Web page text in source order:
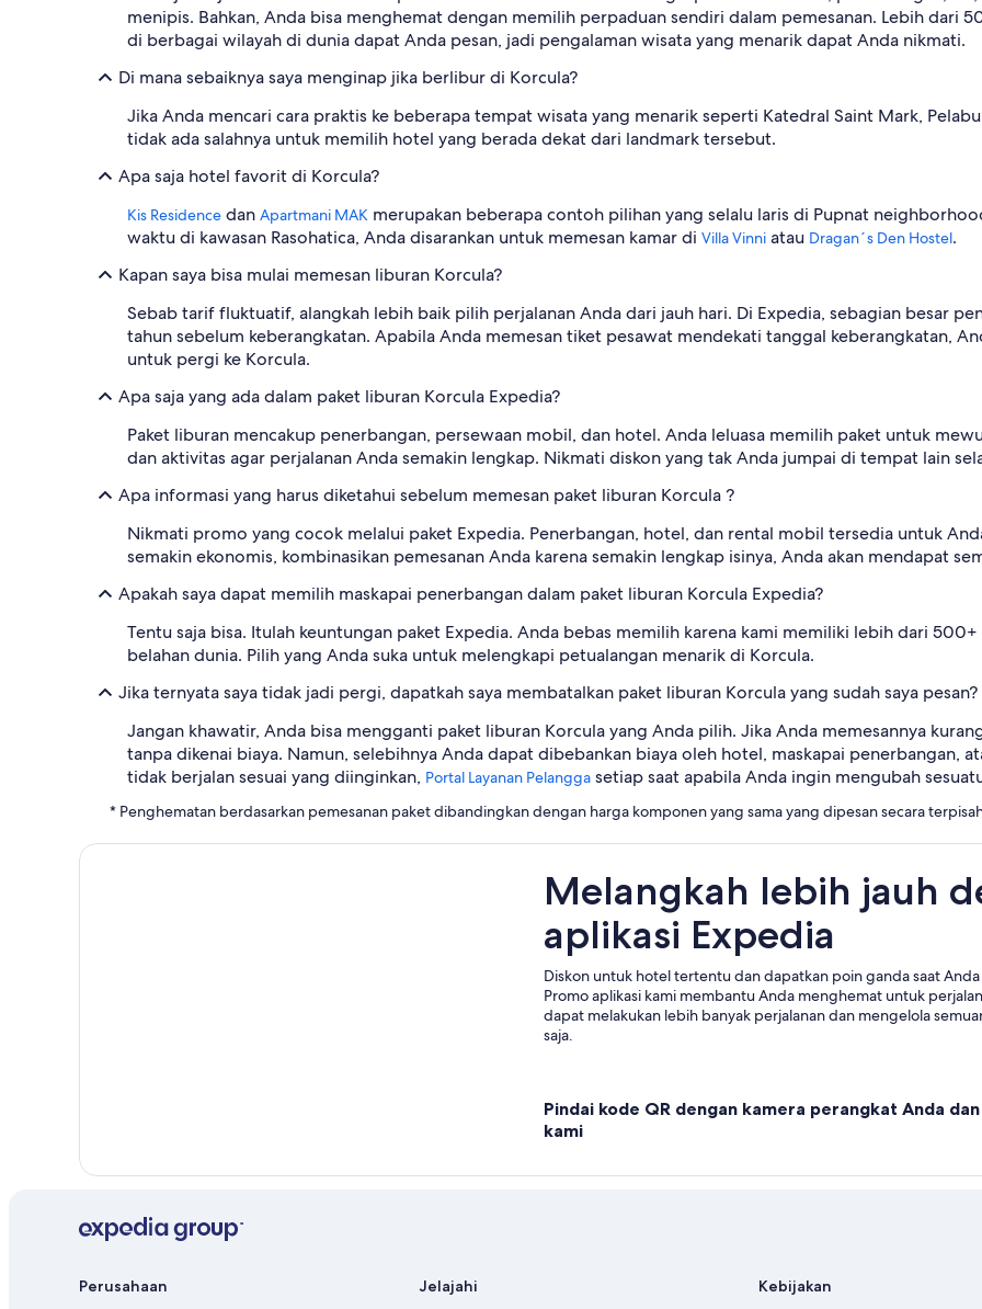
menipis. Bahkan, Anda bisa menghemat dengan memilih perpaduan sendiri dalam pemesanan. Lebih dari
di berbagai wilayah di dunia dapat Anda pesan, jadi pengalaman wisata yang menarik dapat Anda nikmati.
Di mana sebaiknya saya menginap jika berlibur di Korcula?
Jika Anda mencari cara praktis ke beberapa tempat wisata yang menarik seperti Katedral Saint Mark,
tidak ada salahnya untuk memilih hotel yang berada dekat dari landmark tersebut.
Apa saja hotel favorit di Korcula?
Kis Residence dan Apartmani MAK merupakan beberapa contoh pilihan yang selalu laris di Pupnat
waktu di kawasan Rasohatica, Anda disarankan untuk memesan kamar di Villa Vinni atau Dragan´s Den Hostel.
Kapan saya bisa mulai memesan liburan Korcula?
Sebab tarif fluktuatif, alangkah lebih baik pilih perjalanan Anda dari jauh hari. Di Expedia, sebagian besar
tahun sebelum keberangkatan. Apabila Anda memesan tiket pesawat mendekati tanggal keberangkatan,
untuk pergi ke Korcula.
Apa saja yang ada dalam paket liburan Korcula Expedia?
Paket liburan mencakup penerbangan, persewaan mobil, dan hotel. Anda leluasa memilih paket untuk
dan aktivitas agar perjalanan Anda semakin lengkap. Nikmati diskon yang tak Anda jumpai di tempat lain
Apa informasi yang harus diketahui sebelum memesan paket liburan Korcula ?
Nikmati promo yang cocok melalui paket Expedia. Penerbangan, hotel, dan rental mobil tersedia untuk
semakin ekonomis, kombinasikan pemesanan Anda karena semakin lengkap isinya, Anda akan mendapat
Apakah saya dapat memilih maskapai penerbangan dalam paket liburan Korcula Expedia?
Tentu saja bisa. Itulah keuntungan paket Expedia. Anda bebas memilih karena kami memiliki lebih dari
belahan dunia. Pilih yang Anda suka untuk melengkapi petualangan menarik di Korcula.
Jika ternyata saya tidak jadi pergi, dapatkah saya membatalkan paket liburan Korcula yang sudah saya pesan?
Jangan khawatir, Anda bisa mengganti paket liburan Korcula yang Anda pilih. Jika Anda memesannya
tanpa dikenai biaya. Namun, selebihnya Anda dapat dibebankan biaya oleh hotel, maskapai penerbangan,
tidak berjalan sesuai yang diinginkan, Portal Layanan Pelangga setiap saat apabila Anda ingin mengubah
* Penghematan berdasarkan pemesanan paket dibandingkan dengan harga komponen yang sama yang dipesan secara
Melangkah lebih jauh
aplikasi Expedia
Diskon untuk hotel tertentu dan dapatkan poin ganda saat Anda
Promo aplikasi kami membantu Anda menghemat untuk
dapat melakukan lebih banyak perjalanan dan mengelola
saja.
Pindai kode QR dengan kamera perangkat Anda
kami
Perusahaan Jelajahi Kebijakan